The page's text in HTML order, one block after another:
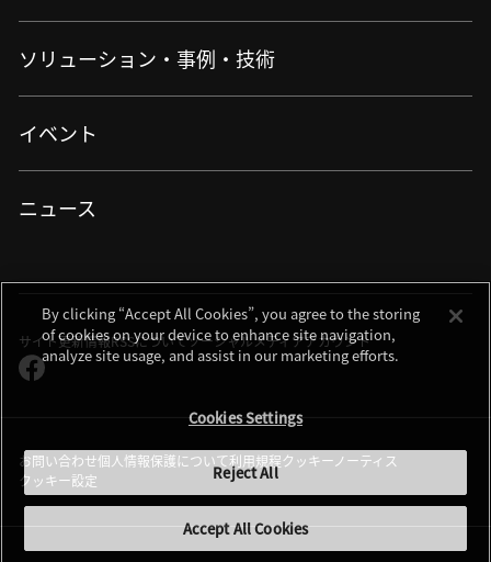
アイケア
産業・特注
ロボット制御
産業用観察・検査
産業用測定・計測
宇宙・天体機器
半導体露光
半導体後工程露光（アドバンストパッケージング）
半導体測定・計測・検査
FPD露光
フレキシブルエレクトロニクス
DED方式金属3Dプリンター（AM装置）
L-PBF方式金属3Dプリンター（AM装置）
レーザー除去加工機
材料加工ソリューション
バイオ・メディカル
自動車・航空・宇宙
資源・エネルギー・素材
ソリューション・事例・技術
イベント
ニュース
サイト更新情報RSSについてソーシャルメディアアカウント
お問い合わせ個人情報保護について利用規程クッキーノーティス
クッキー設定
By clicking “Accept All Cookies”, you agree to the storing
of cookies on your device to enhance site navigation,
analyze site usage, and assist in our marketing efforts.
Cookies Settings
Reject All
Accept All Cookies